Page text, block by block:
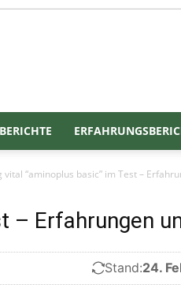
Gesundgelesen
vital “aminoplus basic” im Test –
– Erfahrungen
Stand:24.